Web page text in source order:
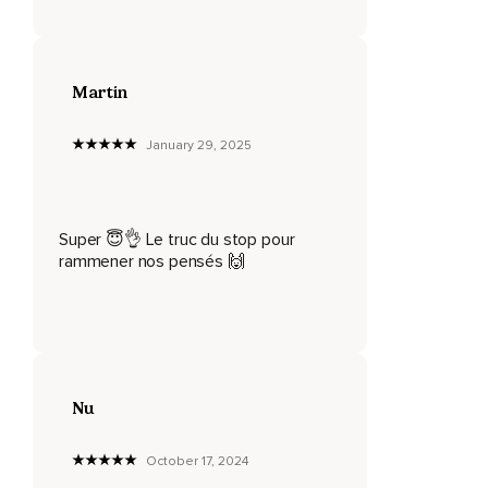
Stop,
Stop !
Martin
January 29, 2025
Super 😇👌 Le truc du stop pour
rammener nos pensés 🙌
Nu
October 17, 2024